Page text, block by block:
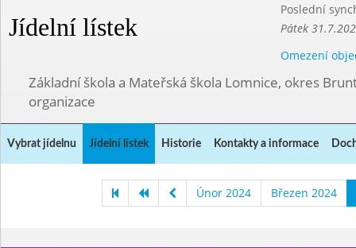
Jídelní lístek
Poslední
Pátek
Omezení
Základní škola a Mateřská škola Lomnice, okres
organizace
Vybrat jídelnu Jídelní lístek Historie Kontakty a informace
Únor 2024 Březen 2024